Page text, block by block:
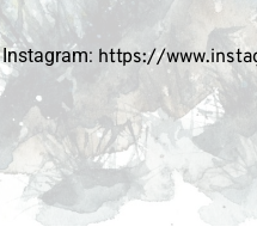
Instagram: https://